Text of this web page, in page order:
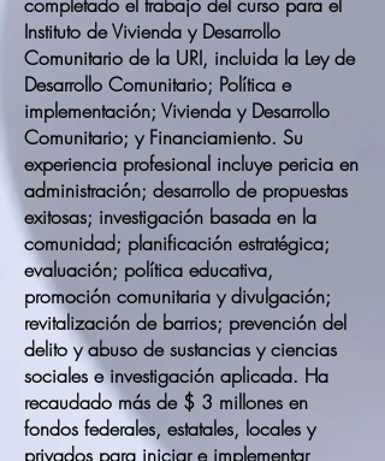
Instituto de Vivienda y Desarrollo
Comunitario de la URI, incluida la Ley de
Desarrollo Comunitario; Política e
implementación; Vivienda y Desarrollo
Comunitario; y Financiamiento. Su
experiencia profesional incluye pericia en
administración; desarrollo de propuestas
exitosas; investigación basada en la
comunidad; planificación estratégica;
evaluación; política educativa,
promoción comunitaria y divulgación;
revitalización de barrios; prevención del
delito y abuso de sustancias y ciencias
sociales e investigación aplicada. Ha
recaudado más de $ 3 millones en
fondos federales, estatales, locales y
privados para iniciar e implementar